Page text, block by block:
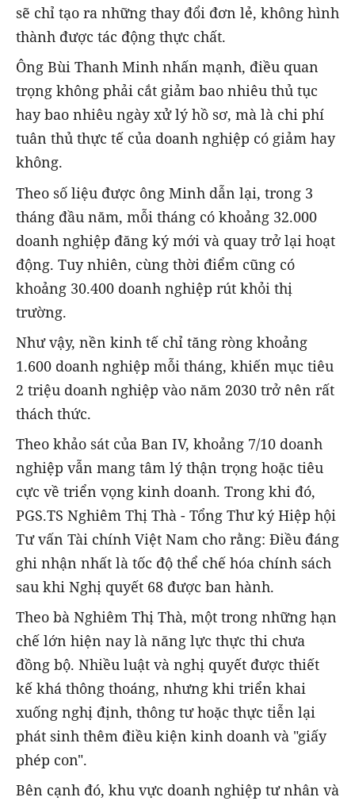
sẽ chỉ tạo ra những thay đổi đơn lẻ, không hình
thành được tác động thực chất.
Ông Bùi Thanh Minh nhấn mạnh, điều quan
trọng không phải cắt giảm bao nhiêu thủ tục
hay bao nhiêu ngày xử lý hồ sơ, mà là chi phí
tuân thủ thực tế của doanh nghiệp có giảm hay
không.
Theo số liệu được ông Minh dẫn lại, trong 3
tháng đầu năm, mỗi tháng có khoảng 32.000
doanh nghiệp đăng ký mới và quay trở lại hoạt
động. Tuy nhiên, cùng thời điểm cũng có
khoảng 30.400 doanh nghiệp rút khỏi thị
trường.
Như vậy, nền kinh tế chỉ tăng ròng khoảng
1.600 doanh nghiệp mỗi tháng, khiến mục tiêu
2 triệu doanh nghiệp vào năm 2030 trở nên rất
thách thức.
Theo khảo sát của Ban IV, khoảng 7/10 doanh
nghiệp vẫn mang tâm lý thận trọng hoặc tiêu
cực về triển vọng kinh doanh. Trong khi đó,
PGS.TS Nghiêm Thị Thà - Tổng Thư ký Hiệp hội
Tư vấn Tài chính Việt Nam cho rằng: Điều đáng
ghi nhận nhất là tốc độ thể chế hóa chính sách
sau khi Nghị quyết 68 được ban hành.
Theo bà Nghiêm Thị Thà, một trong những hạn
chế lớn hiện nay là năng lực thực thi chưa
đồng bộ. Nhiều luật và nghị quyết được thiết
kế khá thông thoáng, nhưng khi triển khai
xuống nghị định, thông tư hoặc thực tiễn lại
phát sinh thêm điều kiện kinh doanh và "giấy
phép con".
Bên cạnh đó, khu vực doanh nghiệp tư nhân và